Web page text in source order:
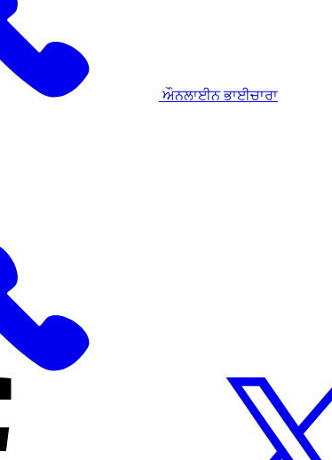
ਔਨਲਾਈਨ ਭਾਈਚਾਰਾ